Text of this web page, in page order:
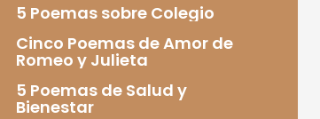
5 Poemas sobre Colegio
Cinco Poemas de Amor de
Romeo y Julieta
5 Poemas de Salud y
Bienestar